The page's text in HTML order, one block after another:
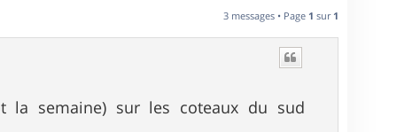
3 messages • Page 1 sur 1
semaine) sur les coteaux du sud